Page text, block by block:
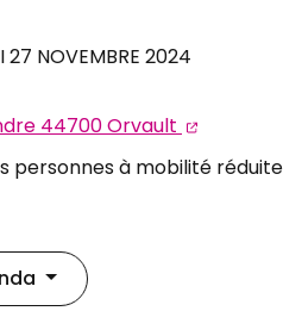
27 NOVEMBRE 2024
44700 Orvault
personnes à mobilité réduite